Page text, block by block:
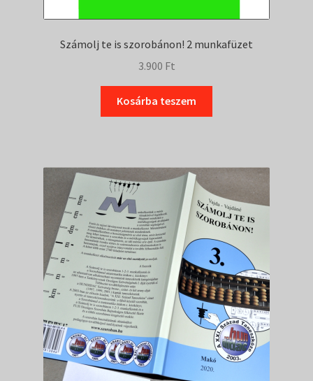
Számolj te is szorobánon! 2 munkafüzet
3.900 Ft
Kosárba teszem